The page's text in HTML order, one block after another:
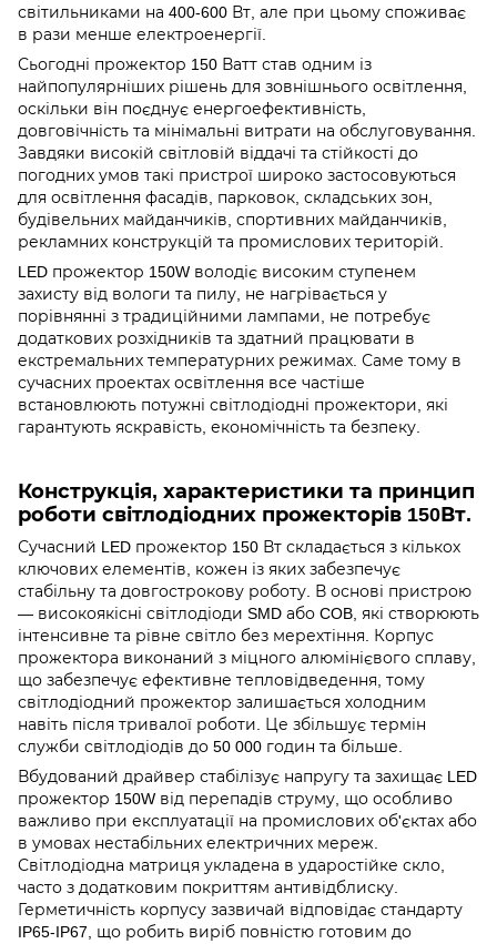
світильниками на 400-600 Вт, але при цьому споживає
в рази менше електроенергії.
Сьогодні прожектор 150 Ватт став одним із
найпопулярніших рішень для зовнішнього освітлення,
оскільки він поєднує енергоефективність,
довговічність та мінімальні витрати на обслуговування.
Завдяки високій світловій віддачі та стійкості до
погодних умов такі пристрої широко застосовуються
для освітлення фасадів, парковок, складських зон,
будівельних майданчиків, спортивних майданчиків,
рекламних конструкцій та промислових територій.
LED прожектор 150W володіє високим ступенем
захисту від вологи та пилу, не нагрівається у
порівнянні з традиційними лампами, не потребує
додаткових розхідників та здатний працювати в
екстремальних температурних режимах. Саме тому в
сучасних проектах освітлення все частіше
встановлюють потужні світлодіодні прожектори, які
гарантують яскравість, економічність та безпеку.
Конструкція, характеристики та принцип
роботи світлодіодних прожекторів 150Вт.
Сучасний LED прожектор 150 Вт складається з кількох
ключових елементів, кожен із яких забезпечує
стабільну та довгострокову роботу. В основі пристрою
— високоякісні світлодіоди SMD або COB, які створюють
інтенсивне та рівне світло без мерехтіння. Корпус
прожектора виконаний з міцного алюмінієвого сплаву,
що забезпечує ефективне тепловідведення, тому
світлодіодний прожектор залишається холодним
навіть після тривалої роботи. Це збільшує термін
служби світлодіодів до 50 000 годин та більше.
Вбудований драйвер стабілізує напругу та захищає LED
прожектор 150W від перепадів струму, що особливо
важливо при експлуатації на промислових об'єктах або
в умовах нестабільних електричних мереж.
Світлодіодна матриця укладена в ударостійке скло,
часто з додатковим покриттям антивідблиску.
Герметичність корпусу зазвичай відповідає стандарту
IP65-IP67, що робить виріб повністю готовим до